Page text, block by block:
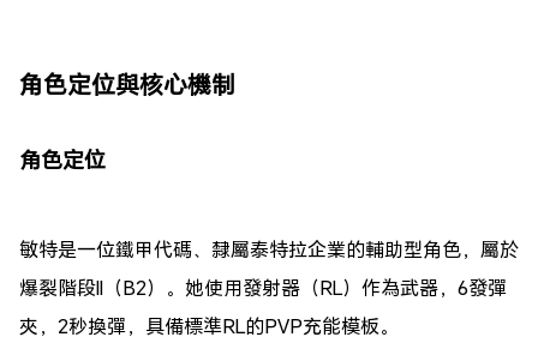
角色定位與核心機制
角色定位
敏特是一位鐵甲代碼、隸屬泰特拉企業的輔助型角色，屬於
爆裂階段II（B2）。她使用發射器（RL）作為武器，6發彈
夾，2秒換彈，具備標準RL的PVP充能模板。